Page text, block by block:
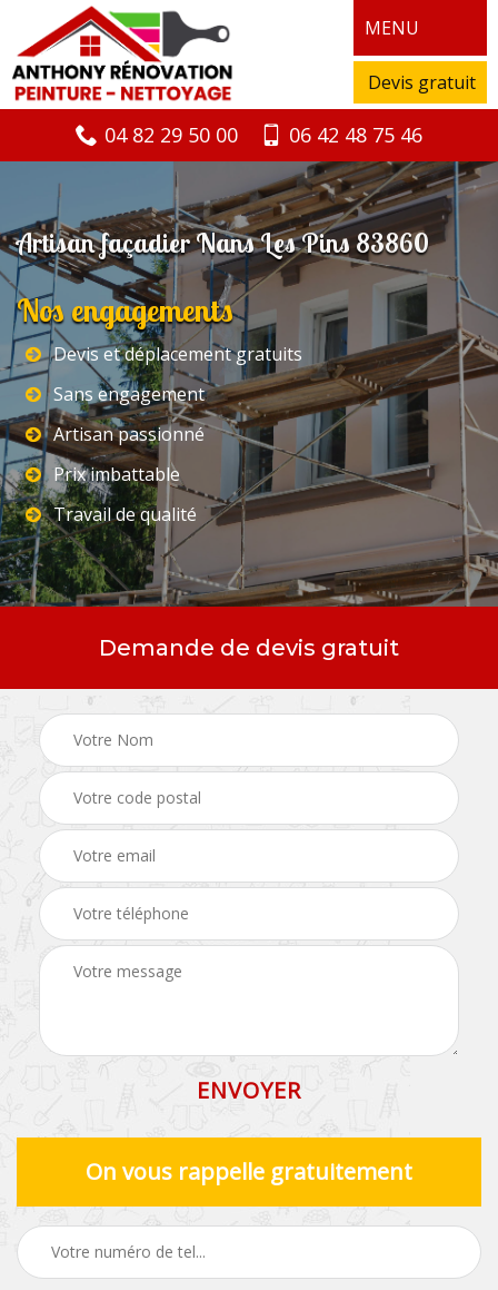
MENU
Devis gratuit
04 82 29 50 00 06 42 48 75 46
Artisan façadier Nans Les Pins 83860
Nos engagements
Devis et déplacement gratuits
Sans engagement
Artisan passionné
Prix imbattable
Travail de qualité
Demande de devis gratuit
On vous rappelle gratuitement